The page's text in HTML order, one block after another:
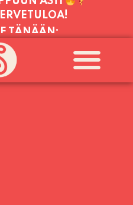
16.8.
OLEMME
(PE-
ASTI